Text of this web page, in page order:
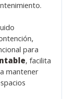
para
, facilita
mantener